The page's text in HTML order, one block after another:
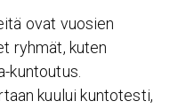
ovat vuosien
ryhmät, kuten
kuntoutus.
kuului kuntotesti,